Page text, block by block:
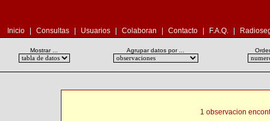
Inicio Consultas Usuarios Colaboran Contacto F.A.Q.
Mostrar ... Agrupar datos por ...
1 observacion